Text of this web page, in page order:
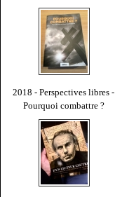
2018 - Perspectives libres -
Pourquoi combattre ?